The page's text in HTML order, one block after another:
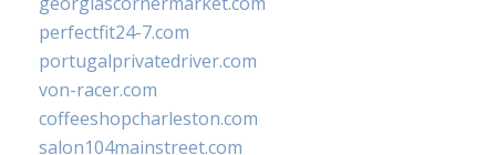
perfectfit24-7.com
portugalprivatedriver.com
von-racer.com
coffeeshopcharleston.com
salon104mainstreet.com